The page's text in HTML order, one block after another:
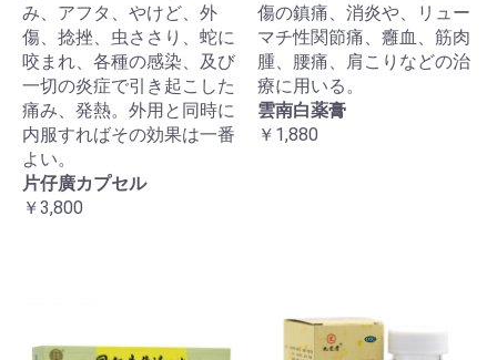
み、アフタ、やけど、外
傷、捻挫、虫ささり、蛇に
咬まれ、各種の感染、及び
一切の炎症で引き起こした
痛み、発熱。外用と同時に
内服すればその効果は一番
よい。
片仔廣カプセル
￥3,800
傷の鎮痛、消炎や、リュー
マチ性関節痛、癰血、筋肉
腫、腰痛、肩こりなどの治
療に用いる。
雲南白薬膏
￥1,880